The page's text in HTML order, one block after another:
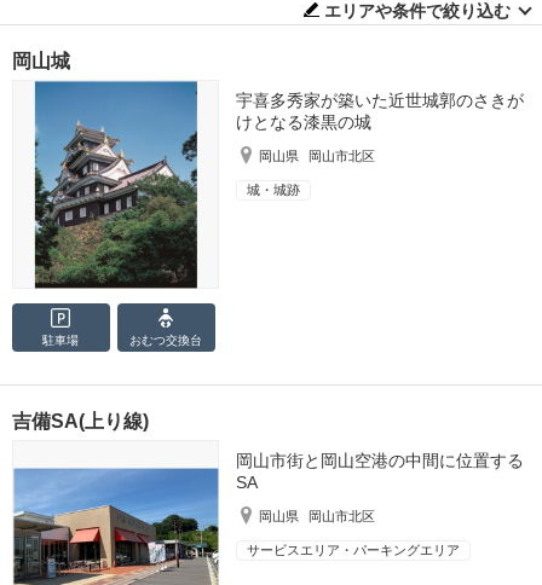
エリアや条件で絞り込む
岡山城
宇喜多秀家が築いた近世城郭のさきが
けとなる漆黒の城
岡山県 岡山市北区
城・城跡
駐車場 おむつ交換台
吉備SA(上り線)
岡山市街と岡山空港の中間に位置する
SA
岡山県 岡山市北区
サービスエリア・パーキングエリア